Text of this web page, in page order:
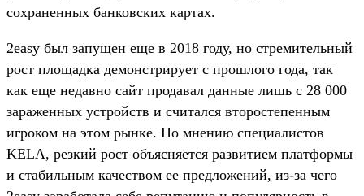
сохраненных банковских картах.
2easy был запущен еще в 2018 году, но стремительный
рост площадка демонстрирует с прошлого года, так
как еще недавно сайт продавал данные лишь с 28 000
зараженных устройств и считался второстепенным
игроком на этом рынке. По мнению специалистов
KELA, резкий рост объясняется развитием платформы
и стабильным качеством ее предложений, из-за чего